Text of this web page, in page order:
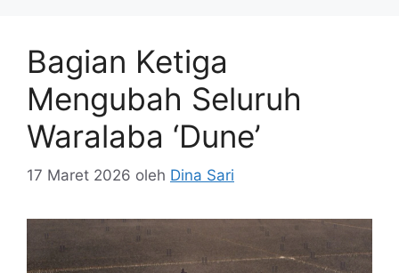
Bagian Ketiga
Mengubah Seluruh
Waralaba ‘Dune’
17 Maret 2026 oleh Dina Sari